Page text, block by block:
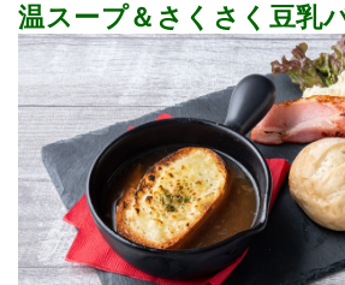
温スープ＆さくさく豆乳